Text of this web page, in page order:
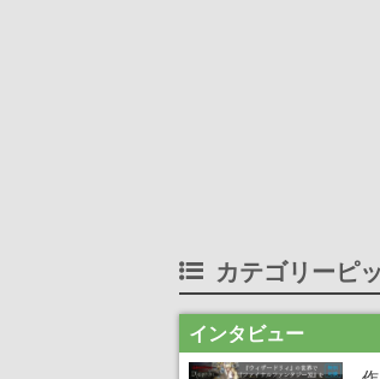
カテゴリーピ
インタビュー